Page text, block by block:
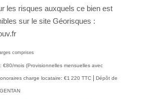
les risques auxquels ce bien est
sur le site Géorisques :
comprises
€80/mois (Provisionnelles mensuelles avec
charge locataire: €1 220 TTC | Dépôt de